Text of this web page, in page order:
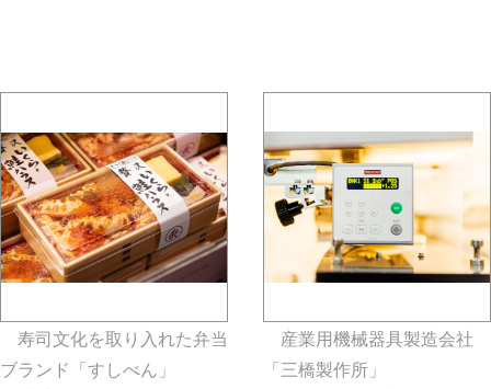
寿司文化を取り入れた弁当
ブランド「すしべん」
産業用機械器具製造会社
「三橋製作所」